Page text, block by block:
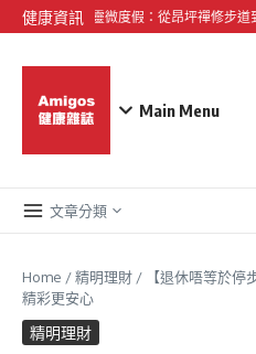
Skip to content
健康資訊
《大嶼山心靈微度假：從昂坪禪修步道到
Main Menu
文章分類
Home /精明理財 /
【退休唔等於
精彩更安心
精明理財